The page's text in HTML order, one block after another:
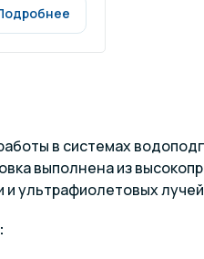
в системах
выполнена из
и ультрафиолетовых